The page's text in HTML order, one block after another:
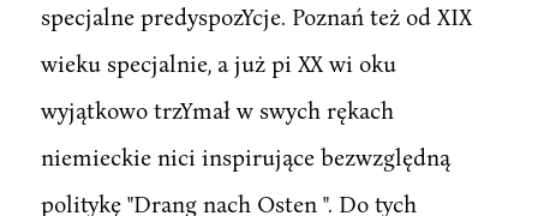
specjalne predyspozYcje. Poznań też od XIX
wieku specjalnie, a już pi XX wi oku
wyjątkowo trzYmał w swych rękach
niemieckie nici inspirujące bezwzględną
politykę "Drang nach Osten ". Do tych